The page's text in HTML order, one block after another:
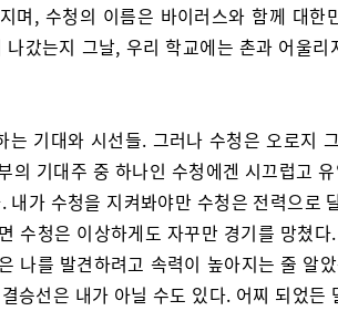
며, 수청의 이름은 바이러스와 함께 대한
나갔는지 그날, 우리 학교에는 촌과 어울
는 기대와 시선들. 그러나 수청은 오로지
의 기대주 중 하나인 수청에겐 시끄럽고
내가 수청을 지켜봐야만 수청은 전력으로
수청은 이상하게도 자꾸만 경기를 망쳤
나를 발견하려고 속력이 높아지는 줄 알
승선은 내가 아닐 수도 있다. 어찌 되었든